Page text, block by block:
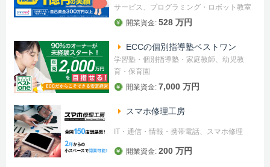
サービス、プログラミング・ロボット教室
開業資金: 528 万円
ECCの個別指導塾ベストワン
学習塾・個別指導塾・家庭教師、幼児教
育・保育園
開業資金: 7,000 万円
スマホ修理工房
IT・通信・情報・携帯電話、スマホ修理
開業資金: 200 万円